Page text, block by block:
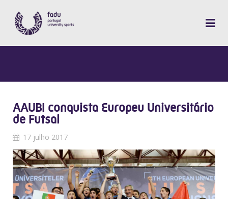
AAUBI conquista Europeu Universitário
de Futsal
17 julho 2017